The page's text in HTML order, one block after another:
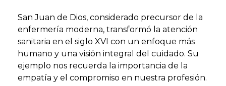
San Juan de Dios, considerado precursor de la
enfermería moderna, transformó la atención
sanitaria en el siglo XVI con un enfoque más
humano y una visión integral del cuidado. Su
ejemplo nos recuerda la importancia de la
empatía y el compromiso en nuestra profesión.